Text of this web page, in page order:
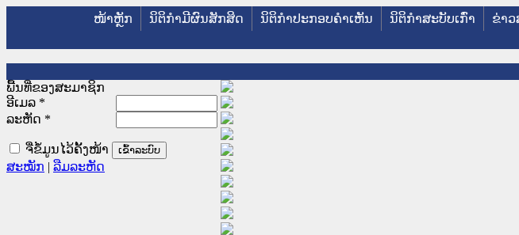
ໜ້າຫຼັກ ນິຕິກໍາມີຜົນສັກສິດ ນິຕິກໍາປະກອບຄໍາເຫັນ ນິຕິກໍາສະບັບເກົ່າ ຂ່າ
ພື້ນທີ່ຂອງສະມາຊິກ
ອີເມລ *
ລະຫັດ *
ຈື່ຂໍ້ມູນໄວ້ຄັ້ງໜ້າ
ສະໝັກ | ລືມລະຫັດ